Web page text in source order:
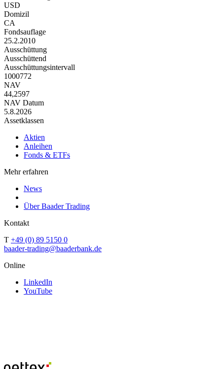
USD
Domizil
CA
Fondsauflage
25.2.2010
Ausschüttung
Ausschüttend
Ausschüttungsintervall
1000772
NAV
44,2597
NAV Datum
5.8.2026
Assetklassen
Aktien
Anleihen
Fonds & ETFs
Mehr erfahren
News
Über Baader Trading
Kontakt
T +49 (0) 89 5150 0
baader-trading@baaderbank.de
Online
LinkedIn
YouTube